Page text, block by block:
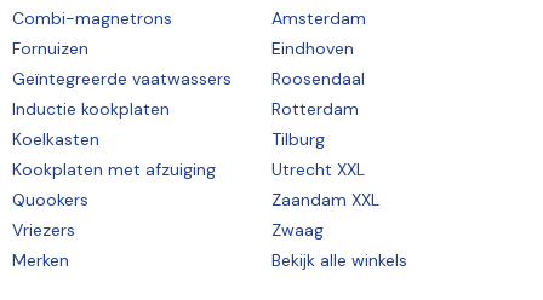
Combi-magnetrons
Fornuizen
Geïntegreerde vaatwassers
Inductie kookplaten
Koelkasten
Kookplaten met afzuiging
Quookers
Vriezers
Merken
Amsterdam
Eindhoven
Roosendaal
Rotterdam
Tilburg
Utrecht XXL
Zaandam XXL
Zwaag
Bekijk alle winkels